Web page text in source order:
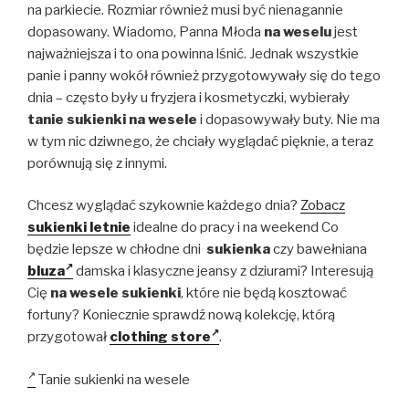
na parkiecie. Rozmiar również musi być nienagannie
dopasowany. Wiadomo, Panna Młoda na weselujest
najważniejsza i to ona powinna lśnić. Jednak wszystkie
panie i panny wokół również przygotowywały się do tego
dnia – często były u fryzjera i kosmetyczki, wybierały
tanie sukienki na wesele i dopasowywały buty. Nie ma
w tym nic dziwnego, że chciały wyglądać pięknie, a teraz
porównują się z innymi.
Chcesz wyglądać szykownie każdego dnia? Zobacz
sukienki letnie idealne do pracy i na weekend Co
będzie lepsze w chłodne dni sukienkaczy bawełniana
bluza
damska i klasyczne jeansy z dziurami? Interesują
Cię na wesele sukienki, które nie będą kosztować
fortuny? Koniecznie sprawdź nową kolekcję, którą
przygotował clothing store .
Tanie sukienki na wesele